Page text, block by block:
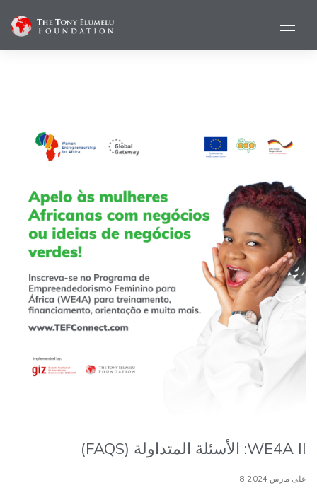
WE4A II: الأسئلة المتداولة (FAQS)
على مارس 8,2024